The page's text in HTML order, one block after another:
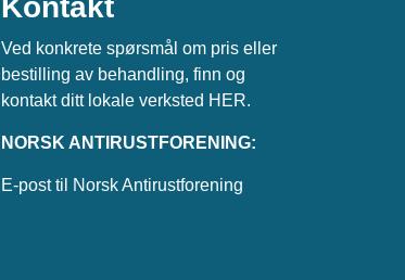
Kontakt
Ved konkrete spørsmål om pris eller
bestilling av behandling, finn og
kontakt ditt lokale verksted HER.
NORSK ANTIRUSTFORENING:
E-post til Norsk Antirustforening